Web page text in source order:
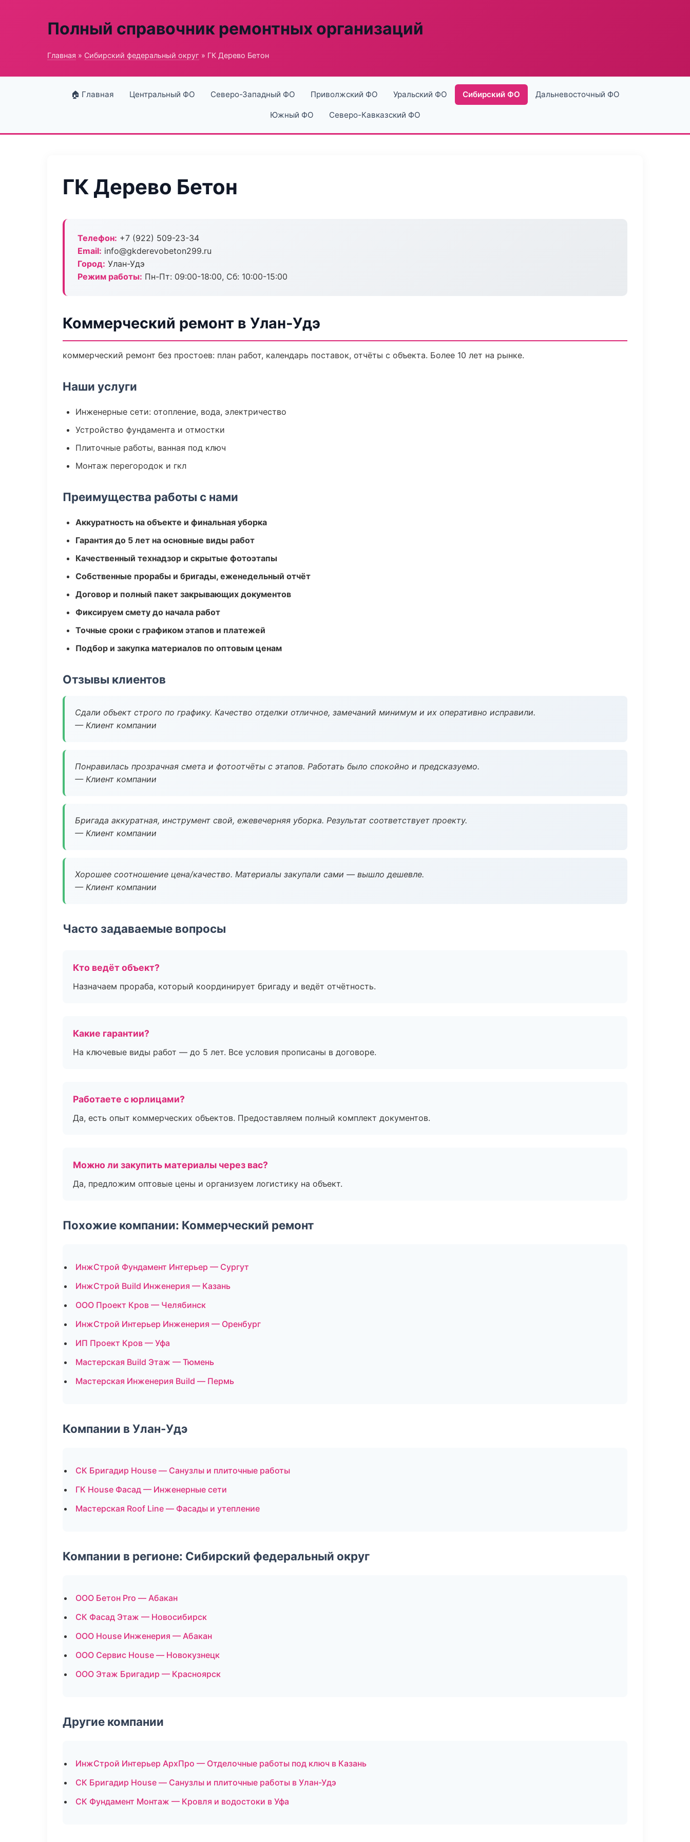
Полный справочник ремонтных организаций
Главная » Сибирский федеральный округ » ГК Дерево Бетон
🏠 Главная Центральный ФО Северо-Западный ФО Приволжский ФО Уральский ФО Сибирский ФО Дальневосточный ФО
Южный ФО Северо-Кавказский ФО
ГК Дерево Бетон
Телефон: +7 (922) 509-23-34
Email: info@gkderevobeton299.ru
Город: Улан-Удэ
Режим работы: Пн-Пт: 09:00-18:00, Сб: 10:00-15:00
Коммерческий ремонт в Улан-Удэ
коммерческий ремонт без простоев: план работ, календарь поставок, отчёты с объекта. Более 10 лет на рынке.
Наши услуги
Инженерные сети: отопление, вода, электричество
Устройство фундамента и отмостки
Плиточные работы, ванная под ключ
Монтаж перегородок и гкл
Преимущества работы с нами
Аккуратность на объекте и финальная уборка
Гарантия до 5 лет на основные виды работ
Качественный технадзор и скрытые фотоэтапы
Собственные прорабы и бригады, еженедельный отчёт
Договор и полный пакет закрывающих документов
Фиксируем смету до начала работ
Точные сроки с графиком этапов и платежей
Подбор и закупка материалов по оптовым ценам
Отзывы клиентов
Сдали объект строго по графику. Качество отделки отличное, замечаний минимум и их оперативно исправили.
— Клиент компании
Понравилась прозрачная смета и фотоотчёты с этапов. Работать было спокойно и предсказуемо.
— Клиент компании
Бригада аккуратная, инструмент свой, ежевечерняя уборка. Результат соответствует проекту.
— Клиент компании
Хорошее соотношение цена/качество. Материалы закупали сами — вышло дешевле.
— Клиент компании
Часто задаваемые вопросы
Кто ведёт объект?
Назначаем прораба, который координирует бригаду и ведёт отчётность.
Какие гарантии?
На ключевые виды работ — до 5 лет. Все условия прописаны в договоре.
Работаете с юрлицами?
Да, есть опыт коммерческих объектов. Предоставляем полный комплект документов.
Можно ли закупить материалы через вас?
Да, предложим оптовые цены и организуем логистику на объект.
Похожие компании: Коммерческий ремонт
ИнжСтрой Фундамент Интерьер — Сургут
ИнжСтрой Build Инженерия — Казань
ООО Проект Кров — Челябинск
ИнжСтрой Интерьер Инженерия — Оренбург
ИП Проект Кров — Уфа
Мастерская Build Этаж — Тюмень
Мастерская Инженерия Build — Пермь
Компании в Улан-Удэ
СК Бригадир House — Санузлы и плиточные работы
ГК House Фасад — Инженерные сети
Мастерская Roof Line — Фасады и утепление
Компании в регионе: Сибирский федеральный округ
ООО Бетон Pro — Абакан
СК Фасад Этаж — Новосибирск
ООО House Инженерия — Абакан
ООО Сервис House — Новокузнецк
ООО Этаж Бригадир — Красноярск
Другие компании
ИнжСтрой Интерьер АрхПро — Отделочные работы под ключ в Казань
СК Бригадир House — Санузлы и плиточные работы в Улан-Удэ
СК Фундамент Монтаж — Кровля и водостоки в Уфа